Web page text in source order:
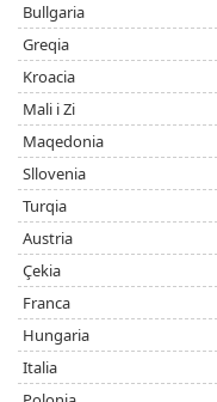
Bullgaria
Greqia
Kroacia
Mali i Zi
Maqedonia
Sllovenia
Turqia
Austria
Çekia
Franca
Hungaria
Italia